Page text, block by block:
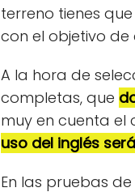
terreno tienes
con el objetivo
A la hora de
completas, que
muy en cuenta el
uso del inglés
En las pruebas